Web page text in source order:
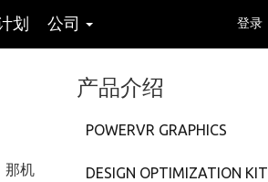
划 公司 登录
那机
产品介绍
POWERVR GRAPHICS
DESIGN OPTIMIZATION KIT